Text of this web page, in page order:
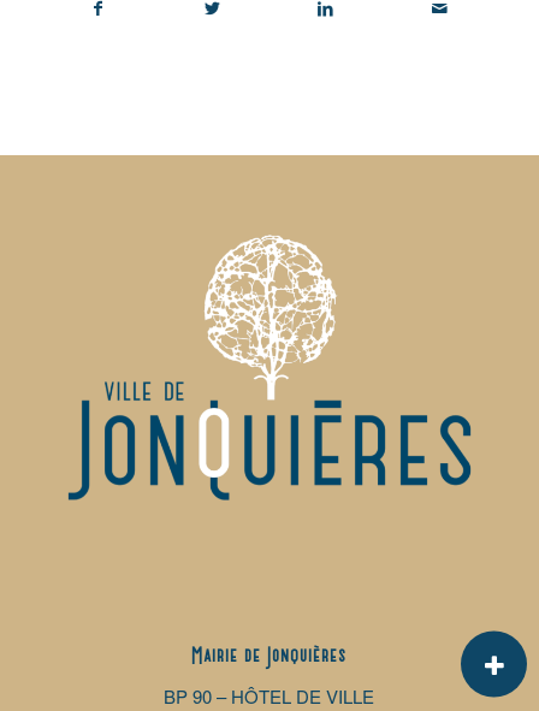
Mairie de Jonquières
BP 90 – HÔTEL DE VILLE